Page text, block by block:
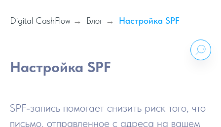
Digital CashFlow → Блог → Настройка SPF
Настройка SPF
SPF-запись помогает снизить риск того, что
письмо, отправленное с адреса на вашем